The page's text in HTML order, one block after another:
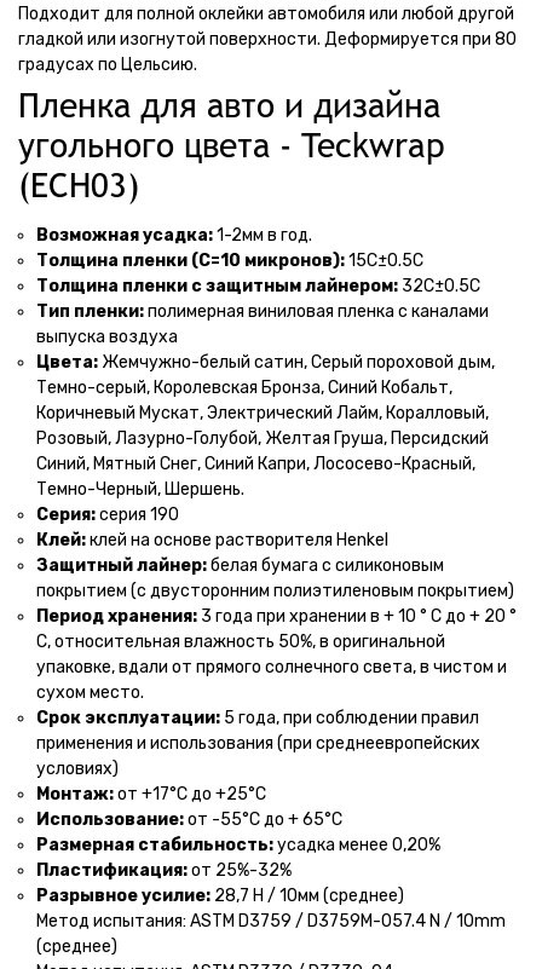
Подходит для полной оклейки автомобиля или любой другой
гладкой или изогнутой поверхности. Деформируется при 80
градусах по Цельсию.
Пленка для авто и дизайна
угольного цвета - Teckwrap
(ECH03)
Возможная усадка:1-2мм в год.
Толщина пленки (С=10 микронов):15С±0.5С
Толщина пленки с защитным лайнером: 32С±0.5С
Тип пленки:полимерная виниловая пленка с каналами
выпуска воздуха
Цвета: Жемчужно-белый сатин, Серый пороховой дым,
Темно-серый, Королевская Бронза, Синий Кобальт,
Коричневый Мускат, Электрический Лайм, Коралловый,
Розовый, Лазурно-Голубой, Желтая Груша, Персидский
Синий, Мятный Снег, Синий Капри, Лососево-Красный,
Темно-Черный, Шершень.
Серия:серия 190
Клей:клей на основе растворителя Henkel
Защитный лайнер:белая бумага с силиконовым
покрытием (с двусторонним полиэтиленовым покрытием)
Период хранения: 3 года при хранении в + 10 ° С до + 20 °
С, относительная влажность 50%, в оригинальной
упаковке, вдали от прямого солнечного света, в чистом и
сухом место.
Срок эксплуатации: 5 года, при соблюдении правил
применения и использования (при среднеевропейских
условиях)
Монтаж:от +17°С до +25°С
Использование:от -55°С до + 65°С
Размерная стабильность:усадка менее 0,20%
Пластификация:от 25%-32%
Разрывное усилие: 28,7 Н / 10мм (среднее)
Метод испытания: ASTM D3759 / D3759M-057.4 N / 10mm
(среднее)